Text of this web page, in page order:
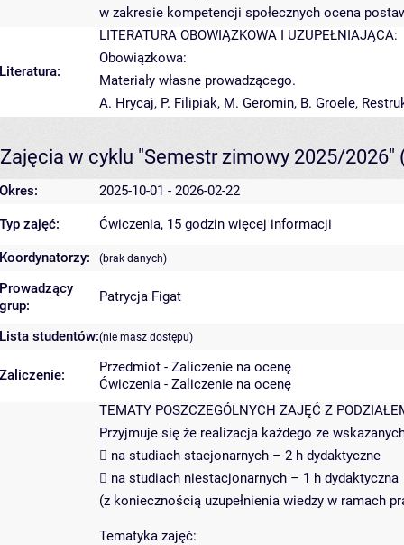
w zakresie kompetencji społecznych ocena
Literatura:
LITERATURA OBOWIĄZKOWA I UZUPEŁNIAJĄCA:
Obowiązkowa:
Materiały własne prowadzącego.
A. Hrycaj, P. Filipiak, M. Geromin, B. Groele,
Zajęcia w cyklu "Semestr zimowy 2025/2026"
Okres: 2025-10-01 - 2026-02-22
Typ zajęć: Ćwiczenia, 15 godzin więcej informacji
Koordynatorzy: (brak danych)
Prowadzący
grup:
Patrycja Figat
Lista studentów:(nie masz dostępu)
Zaliczenie:
Przedmiot - Zaliczenie na ocenę
Ćwiczenia - Zaliczenie na ocenę
TEMATY POSZCZEGÓLNYCH ZAJĘĆ Z
Przyjmuje się że realizacja każdego ze
 na studiach stacjonarnych – 2 h dydaktyczne
 na studiach niestacjonarnych – 1 h dydaktyczna
(z koniecznością uzupełnienia wiedzy w ramach
Tematyka zajęć: